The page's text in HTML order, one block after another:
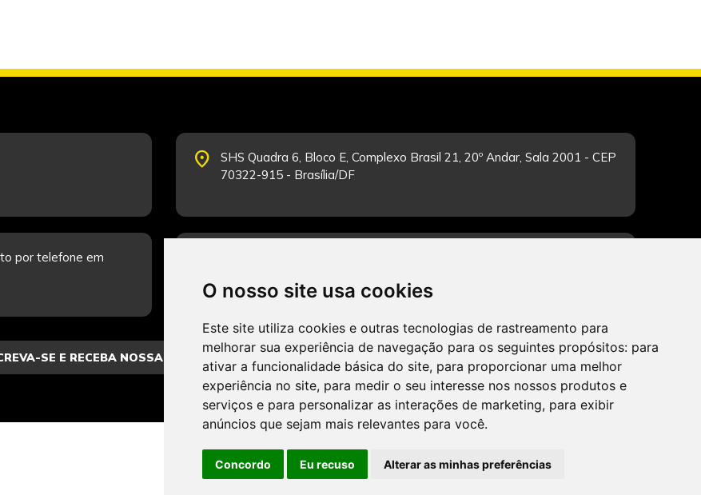
O nosso site usa cookies
Este site utiliza cookies e outras tecnologias de rastreamento para
melhorar sua experiência de navegação para os seguintes propósitos: para
ativar a funcionalidade básica do site, para proporcionar uma melhor
experiência no site, para medir o seu interesse nos nossos produtos e
serviços e para personalizar as interações de marketing, para exibir
anúncios que sejam mais relevantes para você.
Concordo Eu recuso Alterar as minhas preferências
place
SHS Quadra 6, Bloco E, Complexo Brasil 21, 20º Andar, Sala 2001 - CEP
70322-915 - Brasília/DF
por telefone em
CADASTRAR